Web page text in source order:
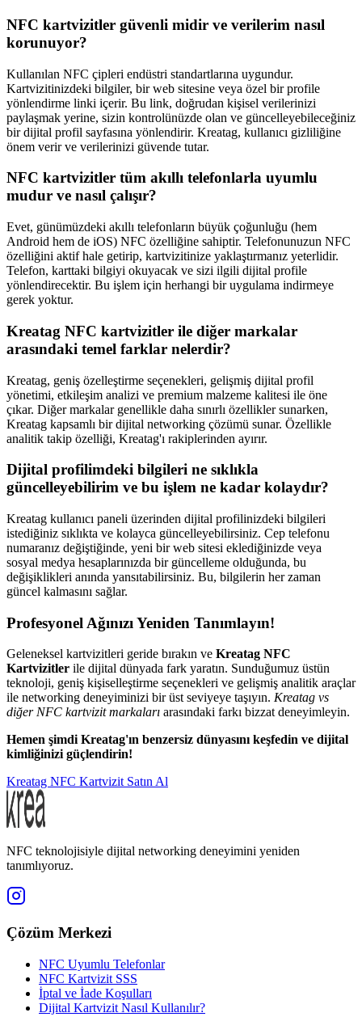
NFC kartvizitler güvenli midir ve verilerim nasıl
korunuyor?
Kullanılan NFC çipleri endüstri standartlarına uygundur.
Kartvizitinizdeki bilgiler, bir web sitesine veya özel bir profile
yönlendirme linki içerir. Bu link, doğrudan kişisel verilerinizi
paylaşmak yerine, sizin kontrolünüzde olan ve güncelleyebileceğiniz
bir dijital profil sayfasına yönlendirir. Kreatag, kullanıcı gizliliğine
önem verir ve verilerinizi güvende tutar.
NFC kartvizitler tüm akıllı telefonlarla uyumlu
mudur ve nasıl çalışır?
Evet, günümüzdeki akıllı telefonların büyük çoğunluğu (hem
Android hem de iOS) NFC özelliğine sahiptir. Telefonunuzun NFC
özelliğini aktif hale getirip, kartvizitinize yaklaştırmanız yeterlidir.
Telefon, karttaki bilgiyi okuyacak ve sizi ilgili dijital profile
yönlendirecektir. Bu işlem için herhangi bir uygulama indirmeye
gerek yoktur.
Kreatag NFC kartvizitler ile diğer markalar
arasındaki temel farklar nelerdir?
Kreatag, geniş özelleştirme seçenekleri, gelişmiş dijital profil
yönetimi, etkileşim analizi ve premium malzeme kalitesi ile öne
çıkar. Diğer markalar genellikle daha sınırlı özellikler sunarken,
Kreatag kapsamlı bir dijital networking çözümü sunar. Özellikle
analitik takip özelliği, Kreatag'ı rakiplerinden ayırır.
Dijital profilimdeki bilgileri ne sıklıkla
güncelleyebilirim ve bu işlem ne kadar kolaydır?
Kreatag kullanıcı paneli üzerinden dijital profilinizdeki bilgileri
istediğiniz sıklıkta ve kolayca güncelleyebilirsiniz. Cep telefonu
numaranız değiştiğinde, yeni bir web sitesi eklediğinizde veya
sosyal medya hesaplarınızda bir güncelleme olduğunda, bu
değişiklikleri anında yansıtabilirsiniz. Bu, bilgilerin her zaman
güncel kalmasını sağlar.
Profesyonel Ağınızı Yeniden Tanımlayın!
Geleneksel kartvizitleri geride bırakın ve Kreatag NFC
Kartvizitler ile dijital dünyada fark yaratın. Sunduğumuz üstün
teknoloji, geniş kişiselleştirme seçenekleri ve gelişmiş analitik araçlar
ile networking deneyiminizi bir üst seviyeye taşıyın. Kreatag vs
diğer NFC kartvizit markaları arasındaki farkı bizzat deneyimleyin.
Hemen şimdi Kreatag'ın benzersiz dünyasını keşfedin ve dijital
kimliğinizi güçlendirin!
Kreatag NFC Kartvizit Satın Al
NFC teknolojisiyle dijital networking deneyimini yeniden
tanımlıyoruz.
Çözüm Merkezi
NFC Uyumlu Telefonlar
NFC Kartvizit SSS
İptal ve İade Koşulları
Dijital Kartvizit Nasıl Kullanılır?